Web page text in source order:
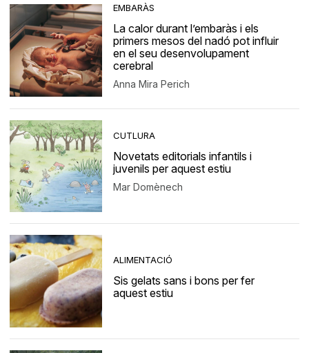
EMBARÀS
La calor durant l’embaràs i els
primers mesos del nadó pot influir
en el seu desenvolupament
cerebral
Anna Mira Perich
CUTLURA
Novetats editorials infantils i
juvenils per aquest estiu
Mar Domènech
ALIMENTACIÓ
Sis gelats sans i bons per fer
aquest estiu